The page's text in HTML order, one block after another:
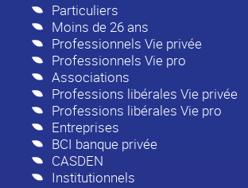
Particuliers
Moins de 26 ans
Professionnels Vie privée
Professionnels Vie pro
Associations
Professions libérales Vie privée
Professions libérales Vie pro
Entreprises
BCI banque privée
CASDEN
Institutionnels